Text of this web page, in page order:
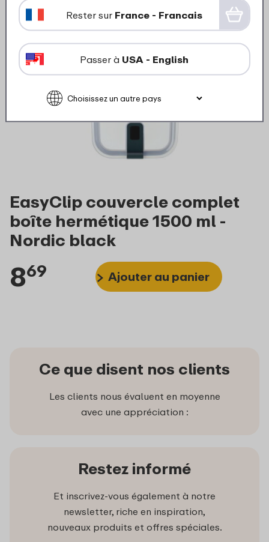
EasyClip couvercle complet
boîte hermétique 1500 ml -
Nordic black
869 Ajouter au panier
Ce que disent nos clients
Les clients nous évaluent en moyenne
avec une appréciation :
Restez informé
Et inscrivez-vous également à notre
newsletter, riche en inspiration,
nouveaux produits et offres spéciales.
Rester sur France - Francais
Passer à USA - English